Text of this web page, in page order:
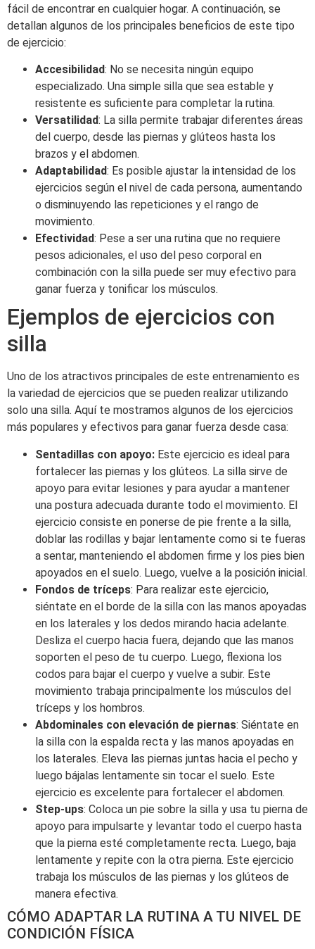
fácil de encontrar en cualquier hogar. A continuación, se
detallan algunos de los principales beneficios de este tipo
de ejercicio:
Accesibilidad: No se necesita ningún equipo
especializado. Una simple silla que sea estable y
resistente es suficiente para completar la rutina.
Versatilidad: La silla permite trabajar diferentes áreas
del cuerpo, desde las piernas y glúteos hasta los
brazos y el abdomen.
Adaptabilidad: Es posible ajustar la intensidad de los
ejercicios según el nivel de cada persona, aumentando
o disminuyendo las repeticiones y el rango de
movimiento.
Efectividad: Pese a ser una rutina que no requiere
pesos adicionales, el uso del peso corporal en
combinación con la silla puede ser muy efectivo para
ganar fuerza y tonificar los músculos.
Ejemplos de ejercicios con
silla
Uno de los atractivos principales de este entrenamiento es
la variedad de ejercicios que se pueden realizar utilizando
solo una silla. Aquí te mostramos algunos de los ejercicios
más populares y efectivos para ganar fuerza desde casa:
Sentadillas con apoyo: Este ejercicio es ideal para
fortalecer las piernas y los glúteos. La silla sirve de
apoyo para evitar lesiones y para ayudar a mantener
una postura adecuada durante todo el movimiento. El
ejercicio consiste en ponerse de pie frente a la silla,
doblar las rodillas y bajar lentamente como si te fueras
a sentar, manteniendo el abdomen firme y los pies bien
apoyados en el suelo. Luego, vuelve a la posición inicial.
Fondos de tríceps: Para realizar este ejercicio,
siéntate en el borde de la silla con las manos apoyadas
en los laterales y los dedos mirando hacia adelante.
Desliza el cuerpo hacia fuera, dejando que las manos
soporten el peso de tu cuerpo. Luego, flexiona los
codos para bajar el cuerpo y vuelve a subir. Este
movimiento trabaja principalmente los músculos del
tríceps y los hombros.
Abdominales con elevación de piernas: Siéntate en
la silla con la espalda recta y las manos apoyadas en
los laterales. Eleva las piernas juntas hacia el pecho y
luego bájalas lentamente sin tocar el suelo. Este
ejercicio es excelente para fortalecer el abdomen.
Step-ups: Coloca un pie sobre la silla y usa tu pierna de
apoyo para impulsarte y levantar todo el cuerpo hasta
que la pierna esté completamente recta. Luego, baja
lentamente y repite con la otra pierna. Este ejercicio
trabaja los músculos de las piernas y los glúteos de
manera efectiva.
CÓMO ADAPTAR LA RUTINA A TU NIVEL DE
CONDICIÓN FÍSICA